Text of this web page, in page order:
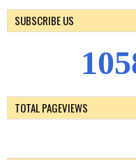
SUBSCRIBE US
105
TOTAL PAGEVIEWS